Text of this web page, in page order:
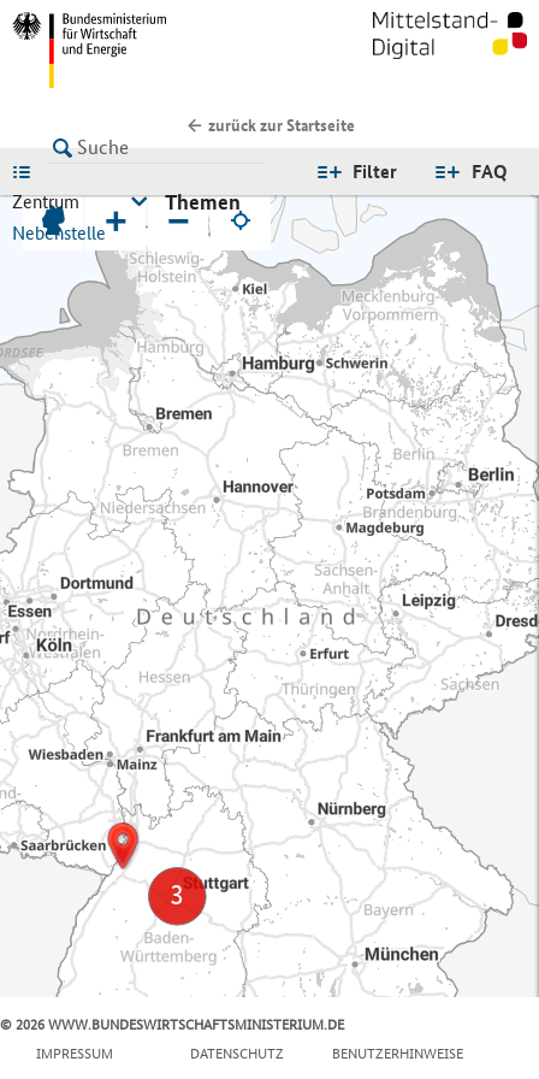
zurück zur Startseite
FAQ
Filter
Zentrum
Nebenstelle
Themen
+ −
© 2026 WWW.BUNDESWIRTSCHAFTSMINISTERIUM.DE
IMPRESSUM
DATENSCHUTZ BENUTZERHINWEISE